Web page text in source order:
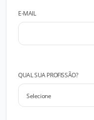
E-MAIL
QUAL SUA PROFISSÃO?